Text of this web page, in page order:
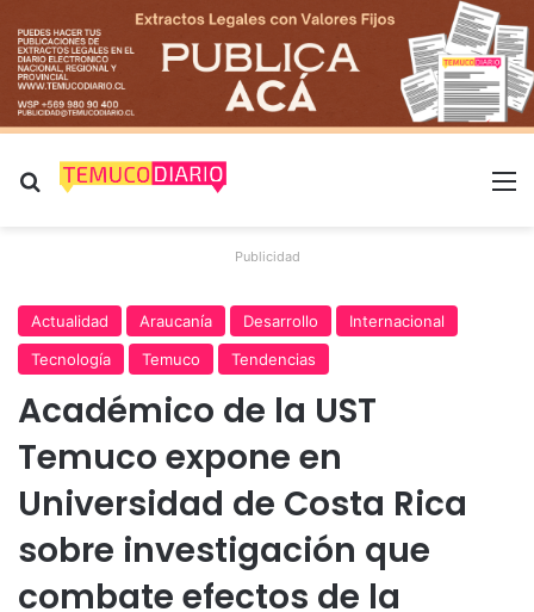
Buscar por
Publicidad
Actualidad Araucanía Desarrollo
Internacional
Tecnología
Temuco Tendencias
Académico de la UST
Temuco expone en
Universidad de Costa Rica
sobre investigación que
combate efectos de la